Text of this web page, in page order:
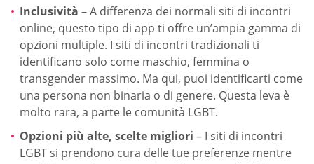
Inclusività – A differenza dei normali siti di incontri
online, questo tipo di app ti offre un’ampia gamma di
opzioni multiple. I siti di incontri tradizionali ti
identificano solo come maschio, femmina o
transgender massimo. Ma qui, puoi identificarti come
una persona non binaria o di genere. Questa leva è
molto rara, a parte le comunità LGBT.
Opzioni più alte, scelte migliori – I siti di incontri
LGBT si prendono cura delle tue preferenze mentre